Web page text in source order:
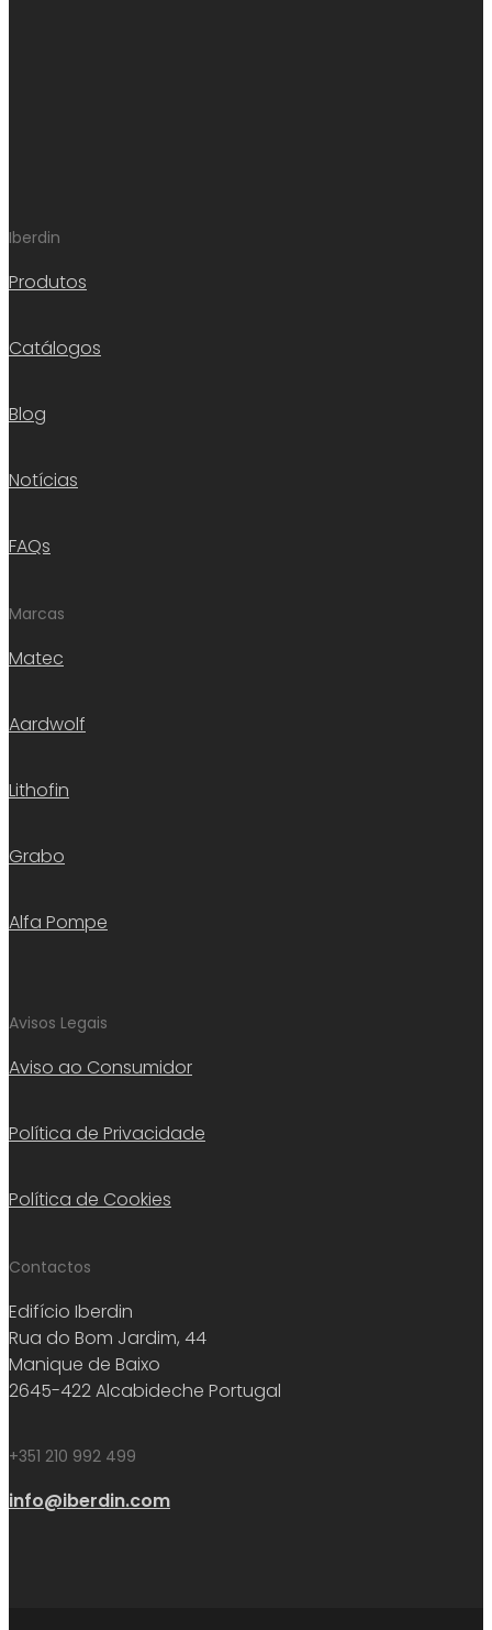
Iberdin
Produtos
Catálogos
Blog
Notícias
FAQs
Marcas
Matec
Aardwolf
Lithofin
Grabo
Alfa Pompe
Avisos Legais
Aviso ao Consumidor
Política de Privacidade
Política de Cookies
Contactos
Edifício Iberdin
Rua do Bom Jardim, 44
Manique de Baixo
2645-422 Alcabideche Portugal
+351 210 992 499
info@iberdin.com